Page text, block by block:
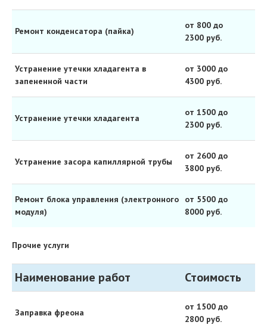
Ремонт конденсатора (пайка)
от 800 до
2300 руб.
Устранение утечки хладагента в
запененной части
от 3000 до
4300 руб.
Устранение утечки хладагента
от 1500 до
2300 руб.
Устранение засора капиллярной трубы
от 2600 до
3800 руб.
Ремонт блока управления (электронного
модуля)
от 5500 до
8000 руб.
Прочие услуги
Наименование работ Стоимость
Заправка фреона
от 1500 до
2800 руб.